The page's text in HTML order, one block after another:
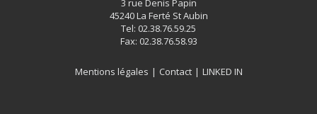
3 rue Denis Papin
45240 La Ferté St Aubin
Tel: 02.38.76.59.25
Fax: 02.38.76.58.93
Mentions légales | Contact | LINKED IN